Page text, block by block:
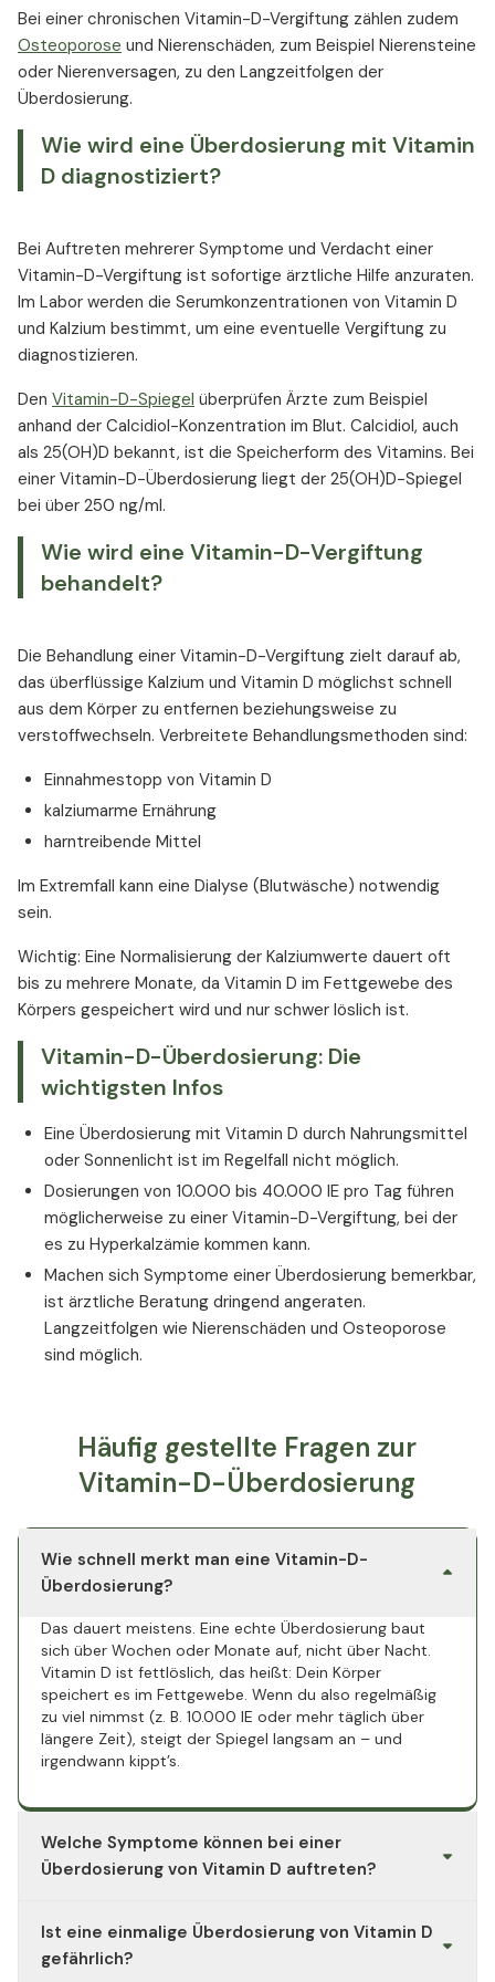
Bei einer chronischen Vitamin-D-Vergiftung zählen zudem
Osteoporose und Nierenschäden, zum Beispiel Nierensteine
oder Nierenversagen, zu den Langzeitfolgen der
Überdosierung.
Wie wird eine Überdosierung mit Vitamin
D diagnostiziert?
Bei Auftreten mehrerer Symptome und Verdacht einer
Vitamin-D-Vergiftung ist sofortige ärztliche Hilfe anzuraten.
Im Labor werden die Serumkonzentrationen von Vitamin D
und Kalzium bestimmt, um eine eventuelle Vergiftung zu
diagnostizieren.
Den Vitamin-D-Spiegel überprüfen Ärzte zum Beispiel
anhand der Calcidiol-Konzentration im Blut. Calcidiol, auch
als 25(OH)D bekannt, ist die Speicherform des Vitamins. Bei
einer Vitamin-D-Überdosierung liegt der 25(OH)D-Spiegel
bei über 250 ng/ml.
Wie wird eine Vitamin-D-Vergiftung
behandelt?
Die Behandlung einer Vitamin-D-Vergiftung zielt darauf ab,
das überflüssige Kalzium und Vitamin D möglichst schnell
aus dem Körper zu entfernen beziehungsweise zu
verstoffwechseln. Verbreitete Behandlungsmethoden sind:
Einnahmestopp von Vitamin D
kalziumarme Ernährung
harntreibende Mittel
Im Extremfall kann eine Dialyse (Blutwäsche) notwendig
sein.
Wichtig: Eine Normalisierung der Kalziumwerte dauert oft
bis zu mehrere Monate, da Vitamin D im Fettgewebe des
Körpers gespeichert wird und nur schwer löslich ist.
Vitamin-D-Überdosierung: Die
wichtigsten Infos
Eine Überdosierung mit Vitamin D durch Nahrungsmittel
oder Sonnenlicht ist im Regelfall nicht möglich.
Dosierungen von 10.000 bis 40.000 IE pro Tag führen
möglicherweise zu einer Vitamin-D-Vergiftung, bei der
es zu Hyperkalzämie kommen kann.
Machen sich Symptome einer Überdosierung bemerkbar,
ist ärztliche Beratung dringend angeraten.
Langzeitfolgen wie Nierenschäden und Osteoporose
sind möglich.
Häufig gestellte Fragen zur
Vitamin-D-Überdosierung
Wie schnell merkt man eine Vitamin-D-
Überdosierung?
Das dauert meistens. Eine echte Überdosierung baut
sich über Wochen oder Monate auf, nicht über Nacht.
Vitamin D ist fettlöslich, das heißt: Dein Körper
speichert es im Fettgewebe. Wenn du also regelmäßig
zu viel nimmst (z. B. 10.000 IE oder mehr täglich über
längere Zeit), steigt der Spiegel langsam an – und
irgendwann kippt’s.
Welche Symptome können bei einer
Überdosierung von Vitamin D auftreten?
zu viele Kalzium im Blut, das dadurch entsteht.
Typische Anzeichen:
Ist eine einmalige Überdosierung von Vitamin D
gefährlich?